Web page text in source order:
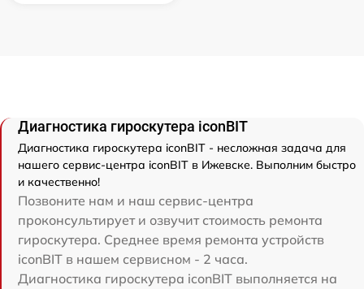
Диагностика гироскутера iconBIT
Диагностика гироскутера iconBIT - несложная задача для
нашего сервис-центра iconBIT в Ижевске. Выполним быстро
и качественно!
Позвоните нам и наш сервис-центра
проконсультирует и озвучит стоимость ремонта
гироскутера. Среднее время ремонта устройств
iconBIT в нашем сервисном - 2 часа.
Диагностика гироскутера iconBIT выполняется на